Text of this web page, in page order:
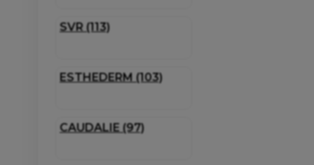
SVR (113)
ESTHEDERM (103)
CAUDALIE (97)